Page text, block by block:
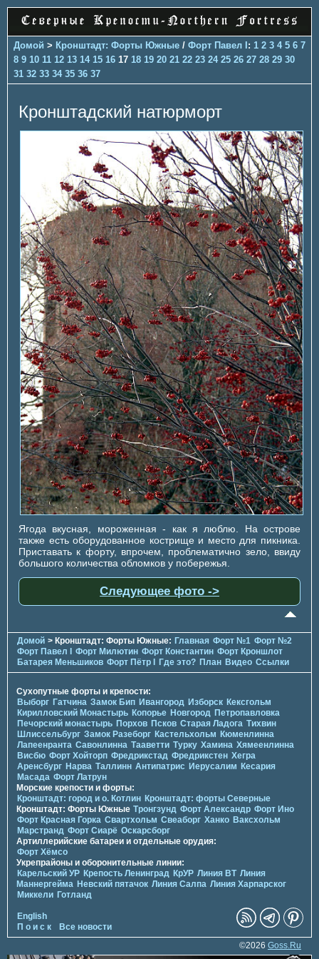
Домой > Кронштадт: Форты Южные / Форт Павел I: 1 2 3 4 5 6 7
8 9 10 11 12 13 14 15 16 17 18 19 20 21 22 23 24 25 26 27 28 29 30
31 32 33 34 35 36 37
Кронштадский натюрморт
Ягода вкусная, мороженная - как я люблю. На острове
также есть оборудованное кострище и место для пикника.
Приставать к форту, впрочем, проблематично зело, ввиду
большого количества обломков у побережья.
Следующее фото ->
Домой > Кронштадт: Форты Южные: Главная Форт №1 Форт №2
Форт Павел I Форт Милютин Форт Константин Форт Кроншлот
Батарея Меньшиков Форт Пётр I Где это? План Видео Ссылки
Сухопутные форты и крепости:
Выборг Гатчина Замок Бип Ивангород Изборск Кексгольм
Кирилловский Монастырь Копорье Новгород Петропавловка
Печорcкий монастырь Порхов Псков Старая Ладога Тихвин
Шлиссельбург Замок Разеборг Кастельхольм Кюменлинна
Лапеенранта Савонлинна Тааветти Турку Хамина Хямеенлинна
Висбю Форт Хойторп Фредрикстад Фредрикстен Хегра
Аренсбург Нарва Таллинн Антипатрис Иерусалим Кесария
Масада Форт Латрун
Морские крепости и форты:
Кронштадт: город и о. Котлин Кронштадт: форты Северные
Кронштадт: Форты Южные Тронгзунд Форт Александр Форт Ино
Форт Красная Горка Свартхольм Свеаборг Ханко Ваксхольм
Марстранд Форт Сиарё Оскарсборг
Артиллерийские батареи и отдельные орудия:
Форт Хёмсо
Укрепрайоны и оборонительные линии:
Карельский УР Крепость Ленинград КрУР Линия ВТ Линия
Маннергейма Невский пятачок Линия Салпа Линия Харпарског
Миккели Готланд
English
П о и с к
Все новости
©2026 Goss.Ru